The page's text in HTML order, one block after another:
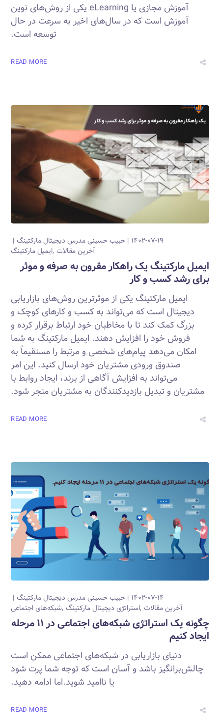
آموزش مجازی یا eLearning یکی از روش‌های نوین
آموزش است که در سال‌های اخیر به سرعت در حال
توسعه است.
READ MORE
۱۴۰۲-۰۷-۱۹ حبیب حسینیمدرس دیجیتال مارکتینگ
آخرین مقالات ایمیل مارکتینگ
ایمیل مارکتینگ یک راهکار مقرون به صرفه و موثر
برای رشد کسب و کار
ایمیل مارکتینگ یکی از موثرترین روش‌های بازاریابی
دیجیتال است که می‌تواند به کسب و کارهای کوچک و
بزرگ کمک کند تا با مخاطبان خود ارتباط برقرار کرده و
فروش خود را افزایش دهند. ایمیل مارکتینگ به شما
امکان می‌دهد پیام‌های شخصی و مرتبط را مستقیماً به
صندوق ورودی مشتریان خود ارسال کنید. این امر
می‌تواند به افزایش آگاهی از برند، ایجاد روابط با
مشتریان و تبدیل بازدیدکنندگان به مشتریان منجر شود.
READ MORE
۱۴۰۲-۰۷-۱۴ حبیب حسینیمدرس دیجیتال مارکتینگ
آخرین مقالات استراتژی دیجیتال مارکتینگ شبکه‌های اجتماعی
چگونه یک استراتژی شبکه‌های اجتماعی در ۱۱ مرحله
ایجاد کنیم
دنیای بازاریابی در شبکه‌های اجتماعی ممکن است
چالش‌برانگیز باشد و آسان است که توجه شما پرت شود
یا ناامید شوید.اما ادامه دهید.
READ MORE